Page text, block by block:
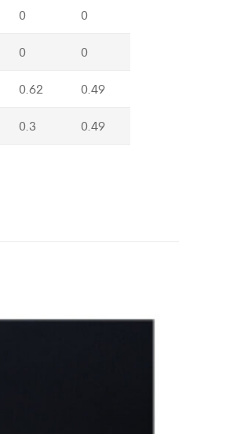
0 0
0 0
0.62 0.49
0.3 0.49